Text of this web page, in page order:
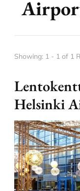
Showing: 1 - 1 of 1
Helsinki